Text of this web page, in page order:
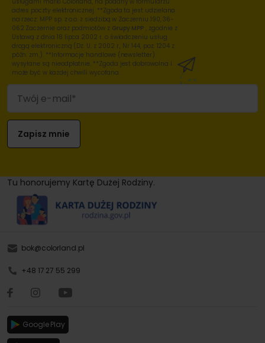
adres poczty elektronicznej. **Zgoda ta jest udzielana
na rzecz: MPP sp. z o.o. z siedzibą w Zaczerniu 190, 36-
062 Zaczernie oraz podmiotów z Grupy MPP , zgodnie z
Ustawą z dnia 18 lipca 2002 r. o świadczeniu usług
drogą elektroniczną (Dz. U. z 2002 r., Nr 144, poz. 1204 z
późn. zm.). **Informacje handlowe (newsletter)
wysyłane są nieodpłatnie. **Zgoda jest dobrowolna i
może być w każdej chwili wycofana.
Tu honorujemy Kartę Dużej Rodziny.
bok@colorland.pl
+48 17 27 55 299
Google Play